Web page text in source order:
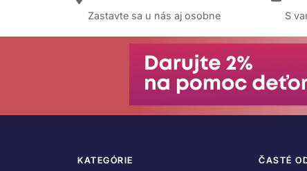
Zastavte sa u nás aj osobne S
KATEGÓRIE ČASTÉ